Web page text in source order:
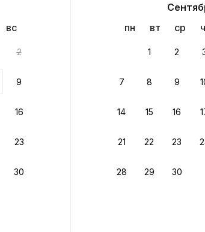
вс
2
9
16
23
30
пн
вт ср
1 2
7 8 9
14 15 16
21 22 23
28 29 30